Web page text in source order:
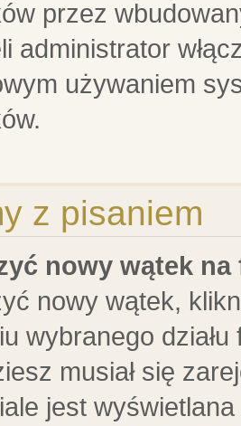
przez
administrator
używaniem
z pisaniem
nowy wątek na
nowy wątek,
wybranego
musiał się
jest